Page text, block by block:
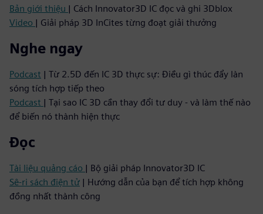
Bản giới thiệu | Cách Innovator3D IC đọc và ghi 3Dblox
Video | Giải pháp 3D InCites từng đoạt giải thưởng
Nghe ngay
Podcast | Từ 2.5D đến IC 3D thực sự: Điều gì thúc đẩy làn
sóng tích hợp tiếp theo
Podcast | Tại sao IC 3D cần thay đổi tư duy - và làm thế nào
để biến nó thành hiện thực
Đọc
Tài liệu quảng cáo | Bộ giải pháp Innovator3D IC
Sê-ri sách điện tử | Hướng dẫn của bạn để tích hợp không
đồng nhất thành công